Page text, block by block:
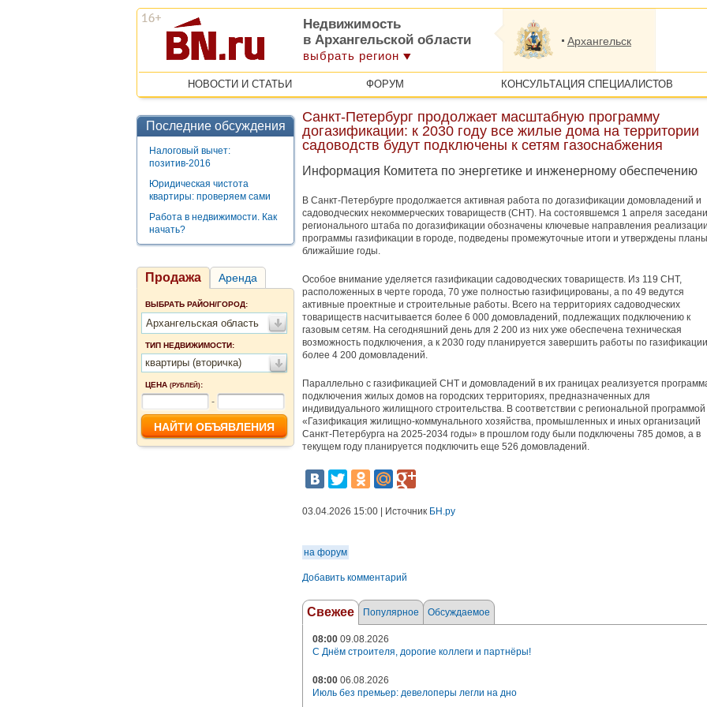
Недвижимость
в Архангельской области
выбрать регион
Архангельск
НОВОСТИ И СТАТЬИ ФОРУМ КОНСУЛЬТАЦИЯ СПЕЦИАЛИСТОВ
Последние обсуждения
Налоговый вычет:
позитив-2016
Юридическая чистота
квартиры: проверяем сами
Работа в недвижимости. Как
начать?
Продажа Аренда
ВЫБРАТЬ РАЙОН/ГОРОД:
Архангельская область
ТИП НЕДВИЖИМОСТИ:
квартиры (вторичка)
ЦЕНА (РУБЛЕЙ):
-
Санкт-Петербург продолжает масштабную программу
догазификации: к 2030 году все жилые дома на территории
садоводств будут подключены к сетям газоснабжения
Информация Комитета по энергетике и инженерному обеспечению
В Санкт-Петербурге продолжается активная работа по догазификации домовладений и
садоводческих некоммерческих товариществ (СНТ). На состоявшемся 1 апреля
регионального штаба по догазификации обозначены ключевые направления
программы газификации в городе, подведены промежуточные итоги и утверждены
ближайшие годы.
Особое внимание уделяется газификации садоводческих товариществ. Из 119 СНТ,
расположенных в черте города, 70 уже полностью газифицированы, а по 49 ведутся
активные проектные и строительные работы. Всего на территориях садоводческих
товариществ насчитывается более 6 000 домовладений, подлежащих подключению к
газовым сетям. На сегодняшний день для 2 200 из них уже обеспечена техническая
возможность подключения, а к 2030 году планируется завершить работы по газификации
более 4 200 домовладений.
Параллельно с газификацией СНТ и домовладений в их границах реализуется
подключения жилых домов на городских территориях, предназначенных для
индивидуального жилищного строительства. В соответствии с региональной программой
«Газификация жилищно-коммунального хозяйства, промышленных и иных организаций
Санкт-Петербурга на 2025-2034 годы» в прошлом году были подключены 785 домов, а в
текущем году планируется подключить еще 526 домовладений.
03.04.2026 15:00 | Источник БН.ру
на форум
Добавить комментарий
Свежее Популярное Обсуждаемое
08:00 09.08.2026
С Днём строителя, дорогие коллеги и партнёры!
08:00 06.08.2026
Июль без премьер: девелоперы легли на дно